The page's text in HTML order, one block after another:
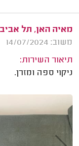
מאיה האן, תל
משוב: 14/07/2024
תיאור השירות:
ניקוי ספה ומזרן.